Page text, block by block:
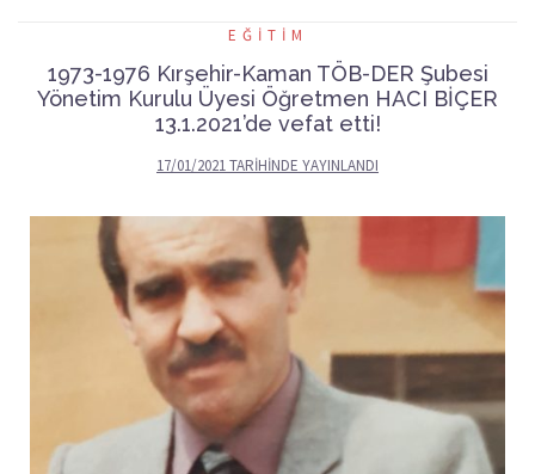
EĞITIM
1973-1976 Kırşehir-Kaman TÖB-DER Şubesi
Yönetim Kurulu Üyesi Öğretmen HACI BİÇER
13.1.2021’de vefat etti!
17/01/2021TARIHINDE YAYINLANDI